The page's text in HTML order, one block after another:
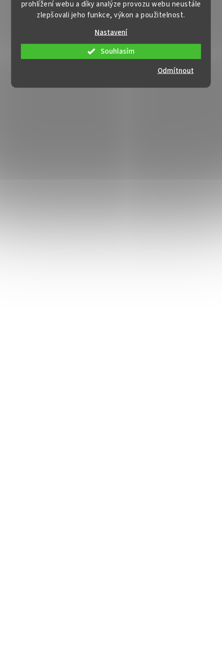
prohlížení webu a díky analýze provozu webu neustále
zlepšovali jeho funkce, výkon a použitelnost.
Nastavení
Odmítnout
Souhlasím